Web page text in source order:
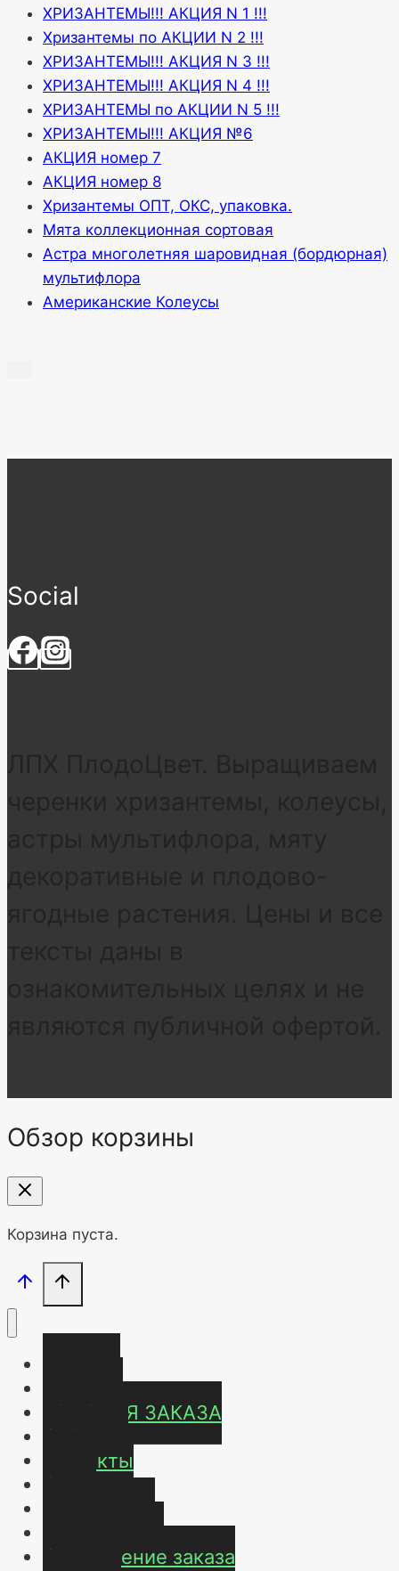
ХРИЗАНТЕМЫ!!! АКЦИЯ N 1 !!!
Хризантемы по АКЦИИ N 2 !!!
ХРИЗАНТЕМЫ!!! АКЦИЯ N 3 !!!
ХРИЗАНТЕМЫ!!! АКЦИЯ N 4 !!!
ХРИЗАНТЕМЫ по АКЦИИ N 5 !!!
ХРИЗАНТЕМЫ!!! АКЦИЯ №6
АКЦИЯ номер 7
АКЦИЯ номер 8
Хризантемы ОПТ, ОКС, упаковка.
Мята коллекционная сортовая
Астра многолетняя шаровидная (бордюрная)
мультифлора
Американские Колеусы
Social
Обзор корзины
Корзина пуста.
УСЛОВИЯ ЗАКАЗА
ОТЗЫВЫ
Контакты
О нас
Оформление заказа